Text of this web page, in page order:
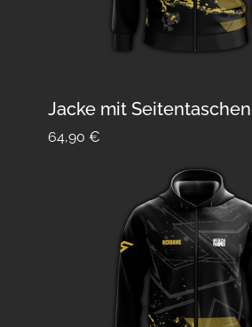
Jacke mit Seitentaschen
64,90 €